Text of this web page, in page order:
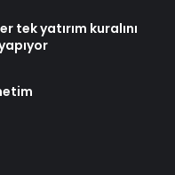
tek yatırım kuralını